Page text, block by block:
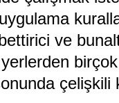
ve
çelişkili